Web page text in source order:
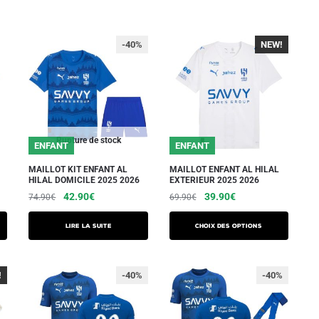
Rupture de stock
ENFANT
-40%
MAILLOT KIT ENFANT AL
HILAL DOMICILE 2025 2026
74.90€
Le
prix
initial
était :
42.90€Le
prix
actuel
est :
Lire la suite
ENFANT
NEW!
MAILLOT ENFANT AL HILAL
EXTERIEUR 2025 2026
69.90€
Le
prix
initial
était :
39.90€Le
prix
actuel
est :
Choix des options
produit
plusieurs
variations.
Les
-40% -40%